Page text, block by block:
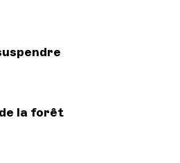
la forêt